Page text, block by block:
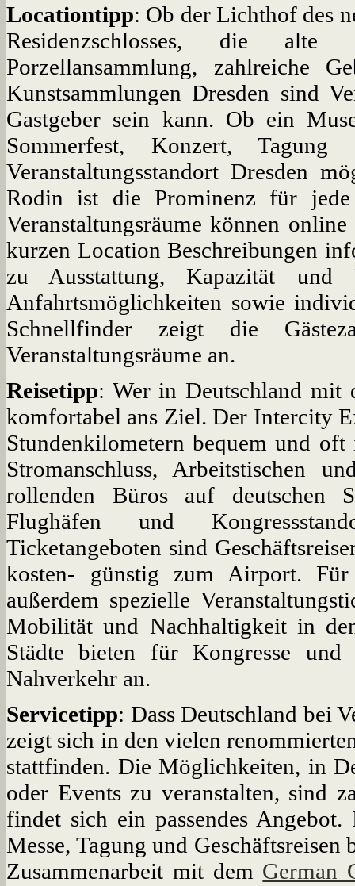
Locationtipp: Ob der Lichthof des
Residenzschlosses, die
Porzellansammlung, zahlreiche
Kunstsammlungen Dresden sind
Gastgeber sein kann. Ob ein
Sommerfest, Konzert,
Veranstaltungsstandort Dresden
Rodin ist die Prominenz für jede
Veranstaltungsräume können
kurzen Location Beschreibungen
zu Ausstattung, Kapazität
Anfahrtsmöglichkeiten sowie
Schnellfinder zeigt die
Veranstaltungsräume an.
Reisetipp: Wer in Deutschland mit
komfortabel ans Ziel. Der Intercity
Stundenkilometern bequem und
Stromanschluss, Arbeitstischen
rollenden Büros auf deutschen
Flughäfen und
Ticketangeboten sind
kosten- günstig zum Airport.
außerdem spezielle
Mobilität und Nachhaltigkeit in
Städte bieten für Kongresse
Nahverkehr an.
Servicetipp: Dass Deutschland bei
zeigt sich in den vielen
stattfinden. Die Möglichkeiten, in
oder Events zu veranstalten, sind
findet sich ein passendes
Messe, Tagung und Geschäftsreisen
Zusammenarbeit mit dem German